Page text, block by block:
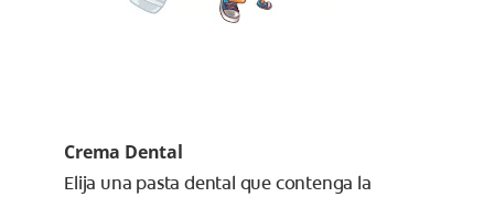
Crema Dental
Elija una pasta dental que contenga la